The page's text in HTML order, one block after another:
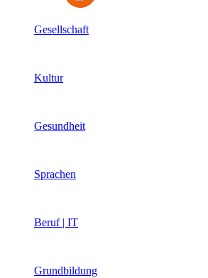
Gesellschaft
Kultur
Gesundheit
Sprachen
Beruf | IT
Grundbildung